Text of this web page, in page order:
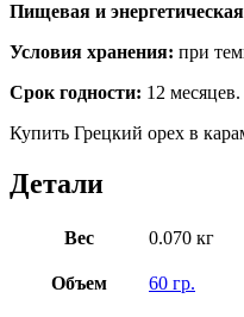
Пищевая и
Условия хранения: при
Срок годности: 12 месяцев.
Купить Грецкий орех в
Детали
Вес 0.070 кг
Объем 60 гр.